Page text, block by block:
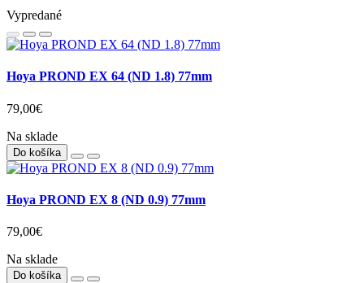
Vypredané
Hoya PROND EX 64 (ND 1.8) 77mm
79,00€
Na sklade
Do košíka
Hoya PROND EX 8 (ND 0.9) 77mm
79,00€
Na sklade
Do košíka